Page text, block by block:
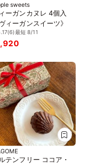
sweets
ーガンカヌレ 4個入
ヴィーガンスイーツ》
(6)最短 8/11
テンフリー ココア・